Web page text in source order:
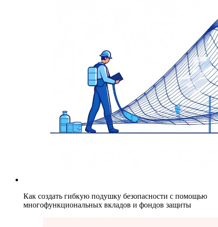
Как создать гибкую подушку безопасности с помощью
многофункциональных вкладов и фондов защиты